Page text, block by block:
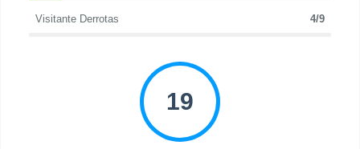
Visitante Derrotas 4/9
19